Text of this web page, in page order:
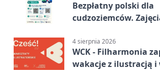
Bezpłatny polski dla
cudzoziemców.
4 sierpnia 2026
WCK - Filharmonia
wakacje z ilustracją i